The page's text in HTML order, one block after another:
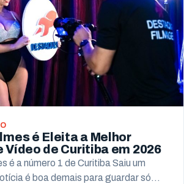
é Eleita a Melhor
Vídeo de Curitiba em 2026
é a número 1 de Curitiba Saiu um
é boa demais para guardar só…